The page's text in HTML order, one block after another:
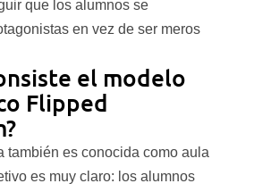
que los alumnos se
en vez de ser meros
el modelo
Flipped
también es conocida como aula
es muy claro: los alumnos